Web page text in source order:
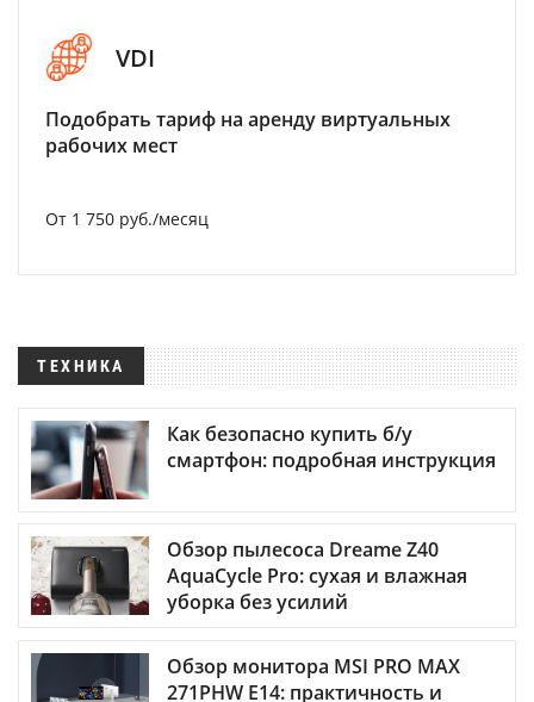
VDI
Подобрать тариф на аренду виртуальных
рабочих мест
От 1 750 руб./месяц
ТЕХНИКА
Как безопасно купить б/у
смартфон: подробная инструкция
Обзор пылесоса Dreame Z40
AquaCycle Pro: сухая и влажная
уборка без усилий
Обзор монитора MSI PRO MAX
271PHW E14: практичность и